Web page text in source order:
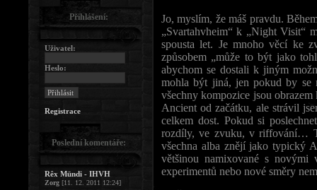
Jo, myslím, že máš pravdu.
„Svartahvheim“ k „Night Visit“
spousta let. Je mnoho věcí ke
způsobem „může to být jako
abychom se dostali k jiným
mohla být jiná, jen pokud by se
všechny kompozice jsou
Ancient od začátku, ale strávil
celkem dost. Pokud si
rozdíly, ve zvuku, v riffování…
všechna alba znějí jako typický
většinou namixované s
experimentů nebo nové směry
Přihlášení:
Uživatel:
Heslo:
Registrace
Poslední komentáře:
Rêx Mündi - IHVH
Zorg [11. 12. 2011 12:24]